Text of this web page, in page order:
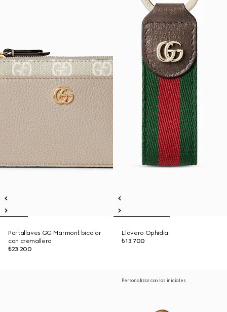
Portallaves GG Marmont bicolor
con cremallera
₺23.200
Llavero Ophidia
₺13.700
Personalizar con las iniciales